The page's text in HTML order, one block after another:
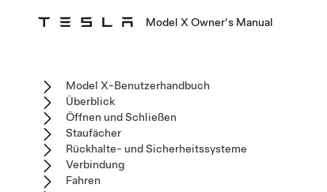
Model X Owner's Manual
Model X-Benutzerhandbuch
Überblick
Öffnen und Schließen
Staufächer
Rückhalte- und Sicherheitssysteme
Verbindung
Fahren